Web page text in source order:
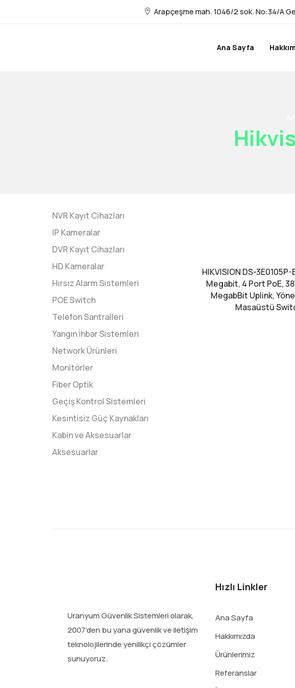
Arapçeşme mah. 1046/2 sok. No:34/A
Ana Sayfa
HIKVISION DS-
Megabit, 4 Port PoE,
MegabBit Uplink,
Masaüstü
NVR Kayıt Cihazları
IP Kameralar
DVR Kayıt Cihazları
HD Kameralar
Hırsız Alarm Sistemleri
POE Switch
Telefon Santralleri
Yangın İhbar Sistemleri
Network Ürünleri
Monitörler
Fiber Optik
Geçiş Kontrol Sistemleri
Kesintisiz Güç Kaynakları
Kabin ve Aksesuarlar
Aksesuarlar
Uranyum Güvenlik Sistemleri olarak,
2007’den bu yana güvenlik ve iletişim
teknolojilerinde yenilikçi çözümler
sunuyoruz.
Hızlı Linkler
Ana Sayfa
Hakkımızda
Ürünlerimiz
Referanslar